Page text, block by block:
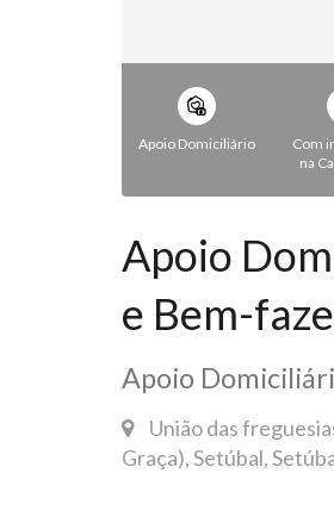
Apoio Domiciliário
Com
na
Apoio
e Bem-
Apoio
União das
Graça), Setúbal,